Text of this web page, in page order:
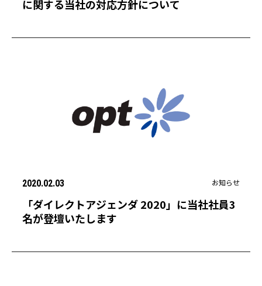
に関する当社の対応方針について
2020.02.03 お知らせ
「ダイレクトアジェンダ 2020」に当社社員3
名が登壇いたします